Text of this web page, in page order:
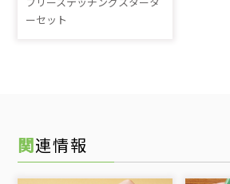
フリーステッチングスタータ
ーセット
関連情報